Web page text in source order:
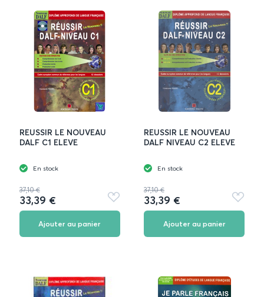
REUSSIR LE NOUVEAU
DALF C1 ELEVE
En stock
37,10 €
33,39 €
Ajouter
aux
Ajouter au panier
REUSSIR LE NOUVEAU
DALF NIVEAU C2 ELEVE
En stock
37,10 €
33,39 €
Ajouter
aux
Ajouter au panier